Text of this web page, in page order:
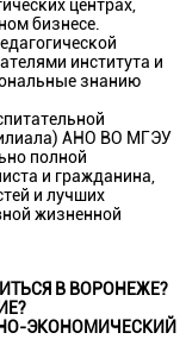
центрах,
бизнесе.
института и
знанию
АНО ВО МГЭУ
полной
и гражданина,
и лучших
жизненной
В ВОРОНЕЖЕ?
ЭКОНОМИЧЕСКИЙ